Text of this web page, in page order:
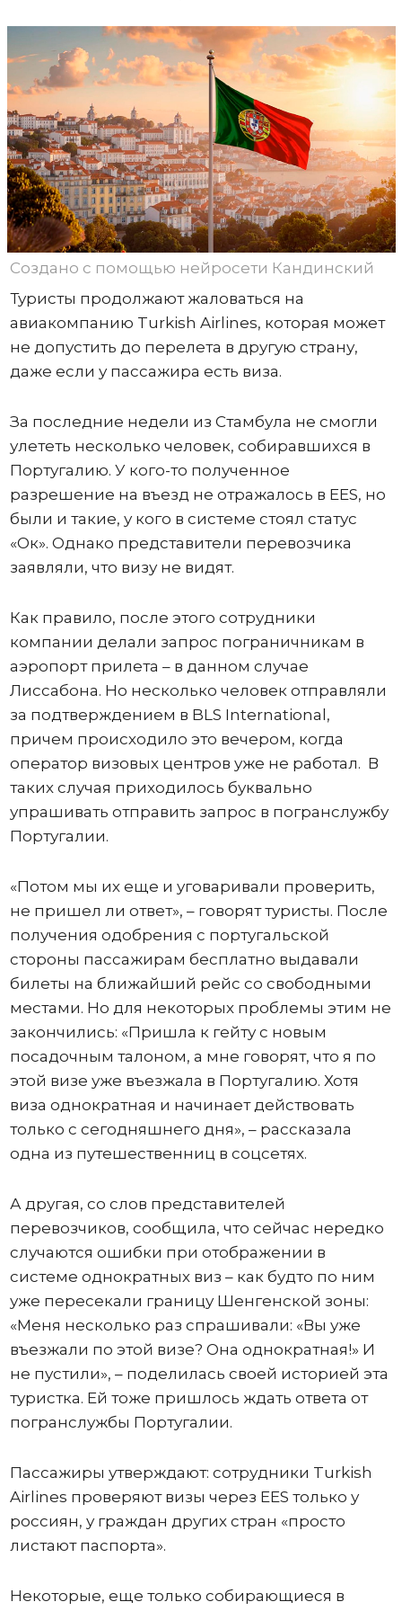
Создано с помощью нейросети Кандинский
Туристы продолжают жаловаться на
авиакомпанию Turkish Airlines, которая может
не допустить до перелета в другую страну,
даже если у пассажира есть виза.
За последние недели из Стамбула не смогли
улететь несколько человек, собиравшихся в
Португалию. У кого-то полученное
разрешение на въезд не отражалось в ЕЕS, но
были и такие, у кого в системе стоял статус
«Ок». Однако представители перевозчика
заявляли, что визу не видят.
Как правило, после этого сотрудники
компании делали запрос пограничникам в
аэропорт прилета – в данном случае
Лиссабона. Но несколько человек отправляли
за подтверждением в BLS International,
причем происходило это вечером, когда
оператор визовых центров уже не работал. В
таких случая приходилось буквально
упрашивать отправить запрос в погранслужбу
Португалии.
«Потом мы их еще и уговаривали проверить,
не пришел ли ответ», – говорят туристы. После
получения одобрения с португальской
стороны пассажирам бесплатно выдавали
билеты на ближайший рейс со свободными
местами. Но для некоторых проблемы этим не
закончились: «Пришла к гейту с новым
посадочным талоном, а мне говорят, что я по
этой визе уже въезжала в Португалию. Хотя
виза однократная и начинает действовать
только с сегодняшнего дня», – рассказала
одна из путешественниц в соцсетях.
А другая, со слов представителей
перевозчиков, сообщила, что сейчас нередко
случаются ошибки при отображении в
системе однократных виз – как будто по ним
уже пересекали границу Шенгенской зоны:
«Меня несколько раз спрашивали: «Вы уже
въезжали по этой визе? Она однократная!» И
не пустили», – поделилась своей историей эта
туристка. Ей тоже пришлось ждать ответа от
погранслужбы Португалии.
Пассажиры утверждают: сотрудники Turkish
Airlines проверяют визы через EES только у
россиян, у граждан других стран «просто
листают паспорта».
Некоторые, еще только собирающиеся в